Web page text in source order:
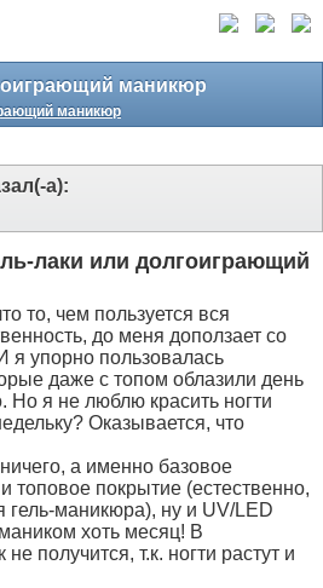
маникюр
маникюр
а):
лаки или долгоиграющий
то, чем пользуется вся
до меня доползает со
я упорно пользовалась
даже с топом облазили день
Но я не люблю красить ногти
Оказывается, что
а именно базовое
топовое покрытие (естественно,
гель-маникюра), ну и UV/LED
хоть месяц! В
получится, т.к. ногти растут и